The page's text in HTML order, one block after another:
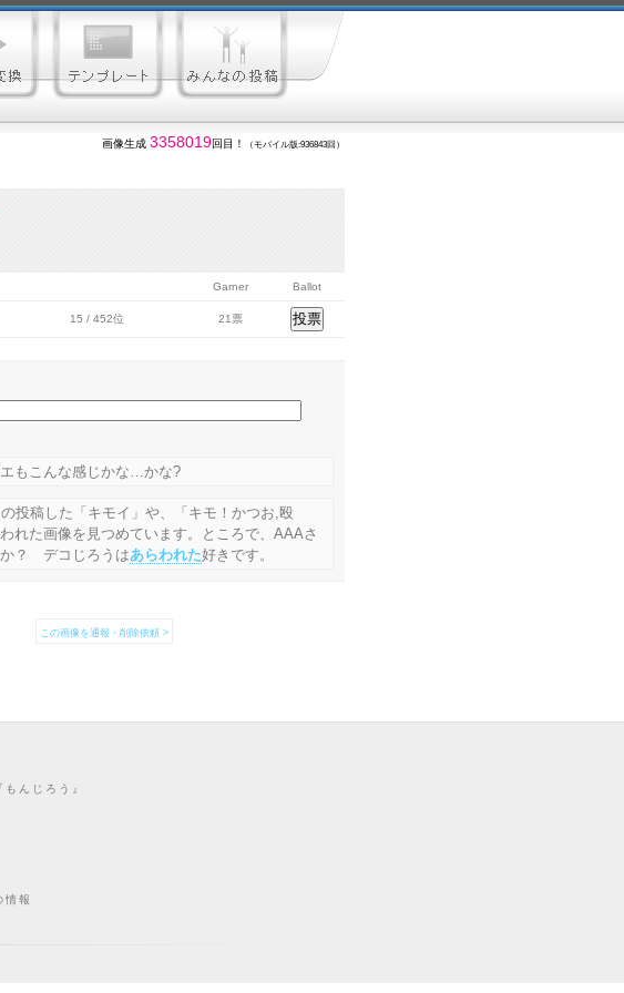
画像生成 3358019回目！ （モバイル版:936843回）
Garner Ballot
15 / 452位 21票
もこんな感じかな…かな?
投稿した「キモイ」や、「キモ！かつお,殴
れた画像を見つめています。ところで、AAAさ
か？ デコじろうはあらわれた好きです。
この画像を通報・削除依頼 >
もんじろう』
情報